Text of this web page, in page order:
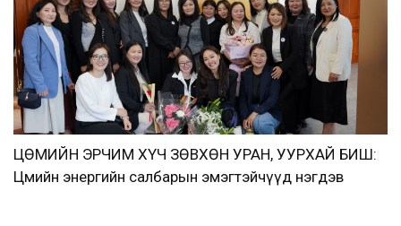
ЦӨМИЙН ЭРЧИМ ХҮЧ ЗӨВХӨН УРАН, УУРХАЙ БИШ:
Цөмийн энергийн салбарын эмэгтэйчүүд нэгдэв